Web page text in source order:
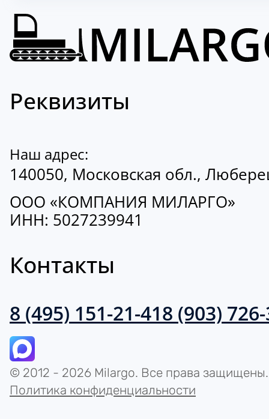
Реквизиты
Наш адрес:
140050, Московская обл.,
ООО «КОМПАНИЯ МИЛАРГО»
ИНН: 5027239941
Контакты
8 (495) 151-21-418 (903)
© 2012 - 2026 Milargo. Все права защищены.
Политика конфиденциальности